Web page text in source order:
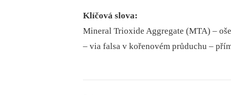
Klíčová slova:
Mineral Trioxide Aggregate (MTA) –⁠
–⁠ via falsa v kořenovém průduchu –⁠